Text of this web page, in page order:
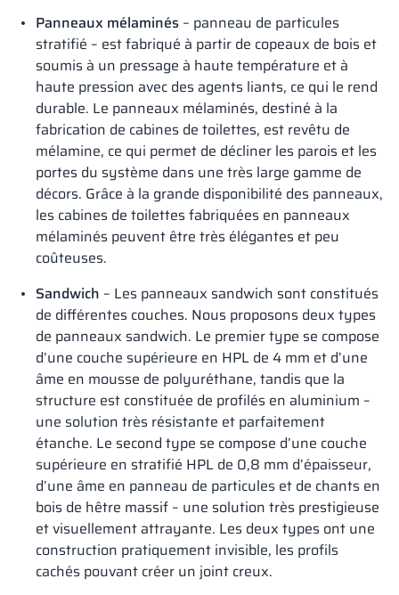
Panneaux mélaminés – panneau de particules
stratifié – est fabriqué à partir de copeaux de bois et
soumis à un pressage à haute température et à
haute pression avec des agents liants, ce qui le rend
durable. Le panneaux mélaminés, destiné à la
fabrication de cabines de toilettes, est revêtu de
mélamine, ce qui permet de décliner les parois et les
portes du système dans une très large gamme de
décors. Grâce à la grande disponibilité des panneaux,
les cabines de toilettes fabriquées en panneaux
mélaminés peuvent être très élégantes et peu
coûteuses.
Sandwich – Les panneaux sandwich sont constitués
de différentes couches. Nous proposons deux types
de panneaux sandwich. Le premier type se compose
d’une couche supérieure en HPL de 4 mm et d’une
âme en mousse de polyuréthane, tandis que la
structure est constituée de profilés en aluminium –
une solution très résistante et parfaitement
étanche. Le second type se compose d’une couche
supérieure en stratifié HPL de 0,8 mm d’épaisseur,
d’une âme en panneau de particules et de chants en
bois de hêtre massif – une solution très prestigieuse
et visuellement attrayante. Les deux types ont une
construction pratiquement invisible, les profils
cachés pouvant créer un joint creux.